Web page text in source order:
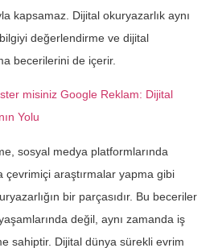
kapsamaz. Dijital okuryazarlık aynı
değerlendirme ve dijital
becerilerini de içerir.
misiniz Google Reklam: Dijital
Yolu
sosyal medya platformlarında
çevrimiçi araştırmalar yapma gibi
bir parçasıdır. Bu beceriler
değil, aynı zamanda iş
sahiptir. Dijital dünya sürekli evrim